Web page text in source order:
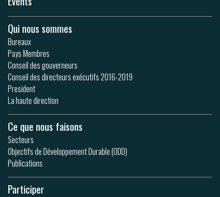
Qui nous sommes
Bureaux
Pays Membres
Conseil des gouverneurs
Conseil des directeurs exécutifs 2016-2019
President
La haute direction
Ce que nous faisons
Secteurs
Objectifs de Développement Durable (ODD)
Publications
Participer